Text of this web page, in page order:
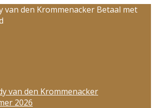
van den Krommenacker Betaal met
van den Krommenacker
2026